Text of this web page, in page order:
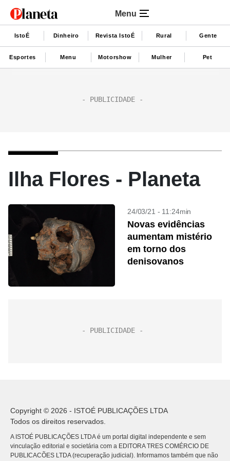
Menu
IstoÉ Dinheiro Revista IstoÉ Rural Gente
Esportes Menu Motorshow Mulher Pet
Ilha Flores - Planeta
24/03/21 - 11:24min
Novas evidências
aumentam mistério
em torno dos
denisovanos
Copyright © 2026 - ISTOÉ PUBLICAÇÕES LTDA
Todos os direitos reservados.
A ISTOÉ PUBLICAÇÕES LTDA é um portal digital independente e sem
vinculação editorial e societária com a EDITORA TRES COMÉRCIO DE
PUBLICACÕES LTDA (recuperação judicial). Informamos também que não